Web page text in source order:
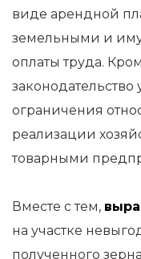
виде арендной
земельными и
оплаты труда.
ограничения
реализации
товарными
Вместе с тем,
на участке
полученного